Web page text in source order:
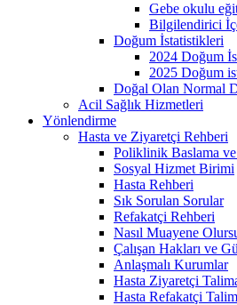
Gebe okulu
Bilgilendirici
Doğum İstatistikleri
2024 Doğum
2025 Doğum
Doğal Olan Normal
Acil Sağlık Hizmetleri
Yönlendirme
Hasta ve Ziyaretçi Rehberi
Poliklinik Baslama
Sosyal Hizmet Birimi
Hasta Rehberi
Sık Sorulan Sorular
Refakatçi Rehberi
Nasıl Muayene
Çalışan Hakları ve
Anlaşmalı Kurumlar
Hasta Ziyaretçi
Hasta Refakatçi